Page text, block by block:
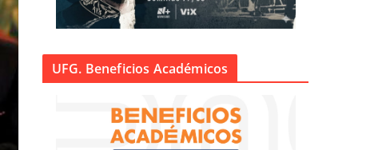
UFG. Beneficios Académicos